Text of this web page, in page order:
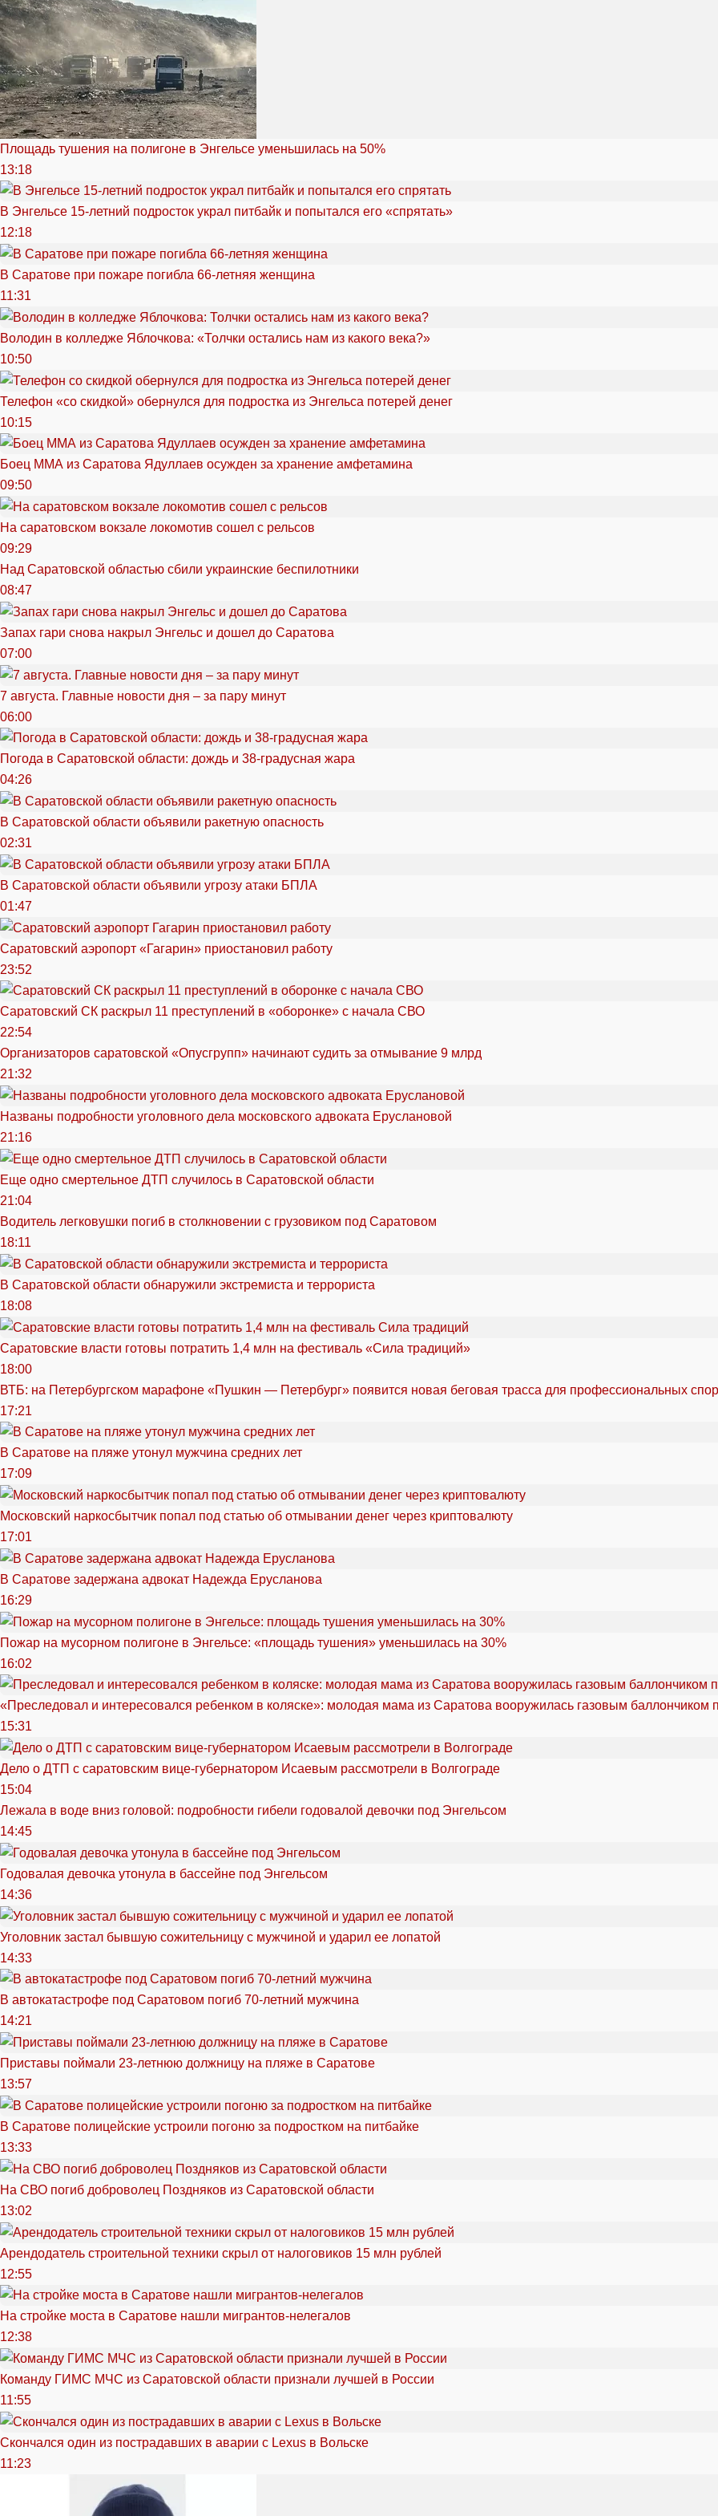
Площадь тушения на полигоне в Энгельсе уменьшилась на 50%
13:18
В Энгельсе 15-летний подросток украл питбайк и попытался его «спрятать»
12:18
В Саратове при пожаре погибла 66-летняя женщина
11:31
Володин в колледже Яблочкова: «Толчки остались нам из какого века?»
10:50
Телефон «со скидкой» обернулся для подростка из Энгельса потерей денег
10:15
Боец ММА из Саратова Ядуллаев осужден за хранение амфетамина
09:50
На саратовском вокзале локомотив сошел с рельсов
09:29
Над Саратовской областью сбили украинские беспилотники
08:47
Запах гари снова накрыл Энгельс и дошел до Саратова
07:00
7 августа. Главные новости дня – за пару минут
06:00
Погода в Саратовской области: дождь и 38-градусная жара
04:26
В Саратовской области объявили ракетную опасность
02:31
В Саратовской области объявили угрозу атаки БПЛА
01:47
Саратовский аэропорт «Гагарин» приостановил работу
23:52
Саратовский СК раскрыл 11 преступлений в «оборонке» с начала СВО
22:54
Организаторов саратовской «Опусгрупп» начинают судить за отмывание 9 млрд
21:32
Названы подробности уголовного дела московского адвоката Еруслановой
21:16
Еще одно смертельное ДТП случилось в Саратовской области
21:04
Водитель легковушки погиб в столкновении с грузовиком под Саратовом
18:11
В Саратовской области обнаружили экстремиста и террориста
18:08
Саратовские власти готовы потратить 1,4 млн на фестиваль «Сила традиций»
18:00
ВТБ: на Петербургском марафоне «Пушкин — Петербург» появится новая беговая трасса для профессиональных
17:21
В Саратове на пляже утонул мужчина средних лет
17:09
Московский наркосбытчик попал под статью об отмывании денег через криптовалюту
17:01
В Саратове задержана адвокат Надежда Ерусланова
16:29
Пожар на мусорном полигоне в Энгельсе: «площадь тушения» уменьшилась на 30%
16:02
«Преследовал и интересовался ребенком в коляске»: молодая мама из Саратова вооружилась газовым баллончиком
15:31
Дело о ДТП с саратовским вице-губернатором Исаевым рассмотрели в Волгограде
15:04
Лежала в воде вниз головой: подробности гибели годовалой девочки под Энгельсом
14:45
Годовалая девочка утонула в бассейне под Энгельсом
14:36
Уголовник застал бывшую сожительницу с мужчиной и ударил ее лопатой
14:33
В автокатастрофе под Саратовом погиб 70-летний мужчина
14:21
Приставы поймали 23-летнюю должницу на пляже в Саратове
13:57
В Саратове полицейские устроили погоню за подростком на питбайке
13:33
На СВО погиб доброволец Поздняков из Саратовской области
13:02
Арендодатель строительной техники скрыл от налоговиков 15 млн рублей
12:55
На стройке моста в Саратове нашли мигрантов-нелегалов
12:38
Команду ГИМС МЧС из Саратовской области признали лучшей в России
11:55
Скончался один из пострадавших в аварии c Lexus в Вольске
11:23